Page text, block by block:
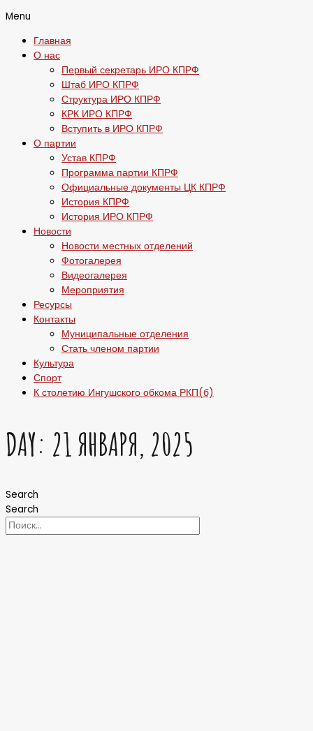
Menu
Главная
О нас
Первый секретарь ИРО КПРФ
Штаб ИРО КПРФ
Структура ИРО КПРФ
КРК ИРО КПРФ
Вступить в ИРО КПРФ
О партии
Устав КПРФ
Программа партии КПРФ
Официальные документы ЦК КПРФ
История КПРФ
История ИРО КПРФ
Новости
Новости местных отделений
Фотогалерея
Видеогалерея
Мероприятия
Ресурсы
Контакты
Муниципальные отделения
Стать членом партии
Культура
Спорт
К столетию Ингушского обкома РКП(б)
DAY: 21 ЯНВАРЯ, 2025
Search
Search